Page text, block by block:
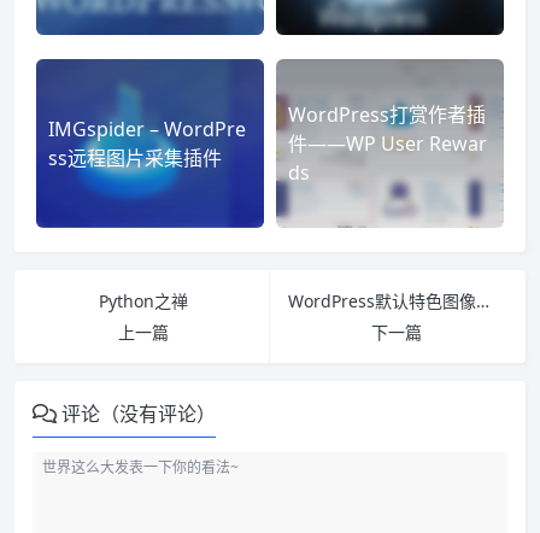
IMGspider – WordPre
ss远程图片采集插件
WordPress打赏作者插
件——WP User Rewar
ds
Python之禅
上一篇
WordPress默认特色图像插件：Default featured image
下一篇
评论（没有评论）